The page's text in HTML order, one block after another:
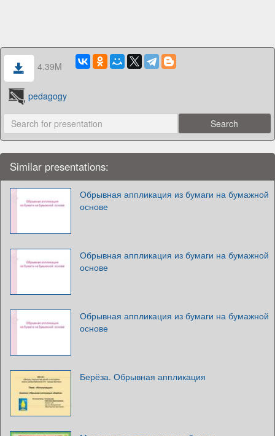
4.39M
pedagogy
Similar presentations:
Обрывная аппликация из бумаги на бумажной
основе
Обрывная аппликация из бумаги на бумажной
основе
Обрывная аппликация из бумаги на бумажной
основе
Берёза. Обрывная аппликация